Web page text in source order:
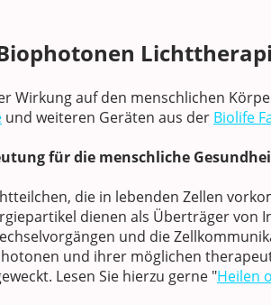
Wirkung auf den menschlichen
und weiteren Geräten aus der Biolife
für die menschliche
die in lebenden Zellen
dienen als Überträger
und die
und ihrer möglichen
Lesen Sie hierzu gerne "Heilen